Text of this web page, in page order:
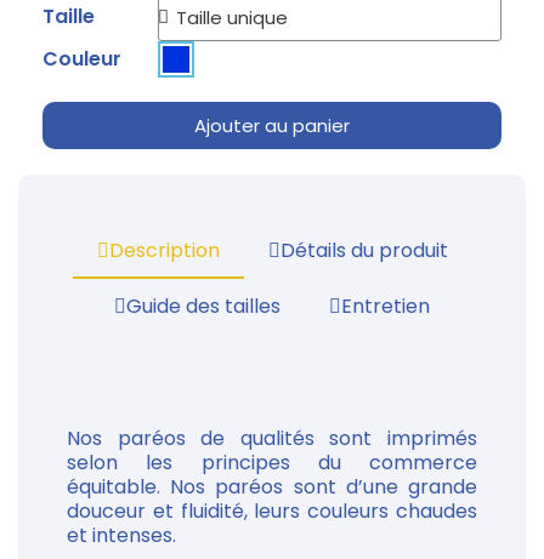
Taille
Couleur
Ajouter au panier
Description
Détails du produit
Guide des tailles
Entretien
Nos paréos de qualités sont imprimés
selon les principes du commerce
équitable. Nos paréos sont d’une grande
douceur et fluidité, leurs couleurs chaudes
et intenses.